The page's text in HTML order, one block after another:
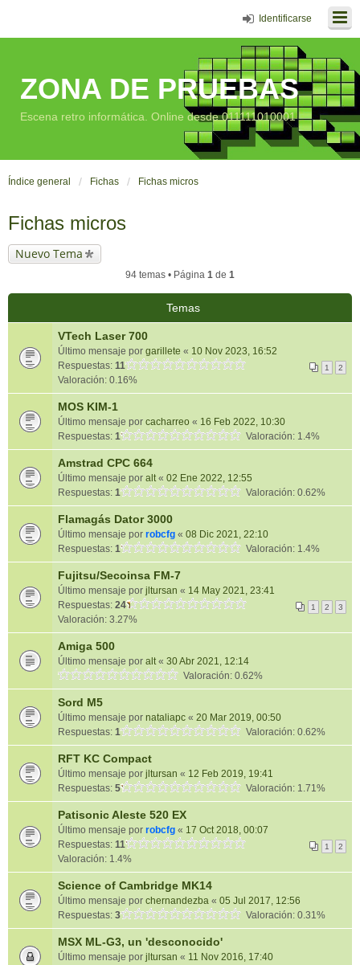
Identificarse
ZONA DE PRUEBAS
Escena retro informática. Online desde 011111010001
Índice general Fichas Fichas micros
Fichas micros
Nuevo Tema
94 temas • Página 1 de 1
Temas
VTech Laser 700
Último mensaje por garillete « 10 Nov 2023, 16:52
Respuestas: 11 1 2
Valoración: 0.16%
MOS KIM-1
Último mensaje por cacharreo « 16 Feb 2022, 10:30
Respuestas: 1 Valoración: 1.4%
Amstrad CPC 664
Último mensaje por alt« 02 Ene 2022, 12:55
Respuestas: 1 Valoración: 0.62%
Flamagás Dator 3000
Último mensaje por robcfg « 08 Dic 2021, 22:10
Respuestas: 1 Valoración: 1.4%
Fujitsu/Secoinsa FM-7
Último mensaje por jltursan « 14 May 2021, 23:41
Respuestas: 24 1 2 3
Valoración: 3.27%
Amiga 500
Último mensaje por alt« 30 Abr 2021, 12:14
Valoración: 0.62%
Sord M5
Último mensaje por nataliapc « 20 Mar 2019, 00:50
Respuestas: 1 Valoración: 0.62%
RFT KC Compact
Último mensaje por jltursan « 12 Feb 2019, 19:41
Respuestas: 5 Valoración: 1.71%
Patisonic Aleste 520 EX
Último mensaje por robcfg « 17 Oct 2018, 00:07
Respuestas: 11 1 2
Valoración: 1.4%
Science of Cambridge MK14
Último mensaje por chernandezba « 05 Jul 2017, 12:56
Respuestas: 3 Valoración: 0.31%
MSX ML-G3, un 'desconocido'
Último mensaje por jltursan « 11 Nov 2016, 17:40